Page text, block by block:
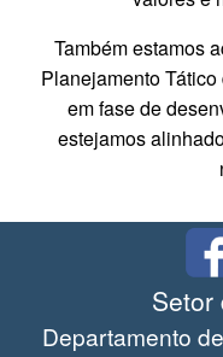
Também estamos
Planejamento
em fase de
estejamos
Setor
Departamento